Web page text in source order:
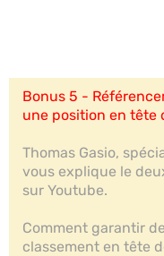
Bonus 5 -
une position en tête
Thomas Gasio,
vous explique le
sur Youtube.
Comment garantir
classement en tête